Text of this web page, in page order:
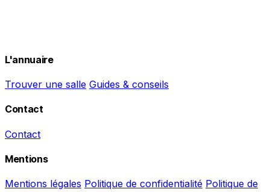
L'annuaire
Trouver une salle Guides & conseils
Contact
Contact
Mentions
Mentions légales Politique de confidentialité Politique de